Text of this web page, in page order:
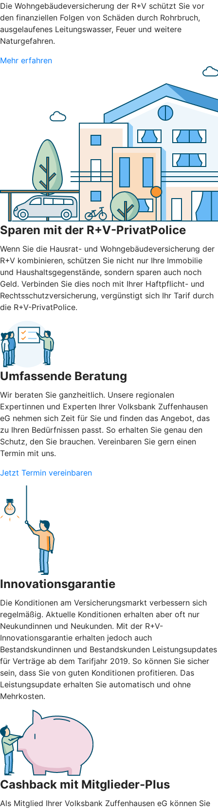
Die Wohngebäudeversicherung der R+V schützt Sie vor
den finanziellen Folgen von Schäden durch Rohrbruch,
ausgelaufenes Leitungswasser, Feuer und weitere
Naturgefahren.
Mehr erfahren
Sparen mit der R+V-PrivatPolice
Wenn Sie die Hausrat- und Wohngebäudeversicherung der
R+V kombinieren, schützen Sie nicht nur Ihre Immobilie
und Haushaltsgegenstände, sondern sparen auch noch
Geld. Verbinden Sie dies noch mit Ihrer Haftpflicht- und
Rechtsschutzversicherung, vergünstigt sich Ihr Tarif durch
die R+V-PrivatPolice.
Umfassende Beratung
Wir beraten Sie ganzheitlich. Unsere regionalen
Expertinnen und Experten Ihrer Volksbank Zuffenhausen
eG nehmen sich Zeit für Sie und finden das Angebot, das
zu Ihren Bedürfnissen passt. So erhalten Sie genau den
Schutz, den Sie brauchen. Vereinbaren Sie gern einen
Termin mit uns.
Jetzt Termin vereinbaren
Innovationsgarantie
Die Konditionen am Versicherungsmarkt verbessern sich
regelmäßig. Aktuelle Konditionen erhalten aber oft nur
Neukundinnen und Neukunden. Mit der R+V-
Innovationsgarantie erhalten jedoch auch
Bestandskundinnen und Bestandskunden Leistungsupdates
für Verträge ab dem Tarifjahr 2019. So können Sie sicher
sein, dass Sie von guten Konditionen profitieren. Das
Leistungsupdate erhalten Sie automatisch und ohne
Mehrkosten.
Cashback mit Mitglieder-Plus
Als Mitglied Ihrer Volksbank Zuffenhausen eG können Sie